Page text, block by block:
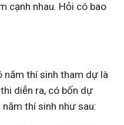
cạnh nhau. Hỏi có bao
năm thí sinh tham dự là
diễn ra, có bốn dự
thí sinh như sau: